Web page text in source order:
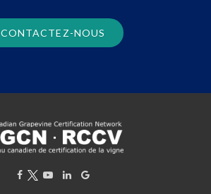
CONTACTEZ-NOUS